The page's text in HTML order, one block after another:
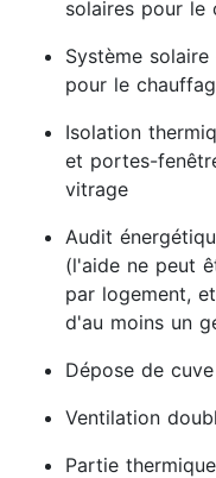
solaires pour le
Système
pour le
Isolation
et portes-
vitrage
Audit
(l'aide ne peut
par logement,
d'au moins un
Dépose de
Ventilation
Partie